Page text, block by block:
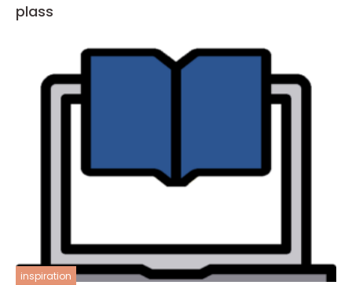
plass
inspiration